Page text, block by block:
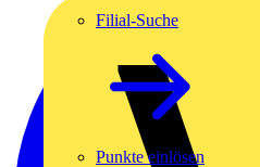
Filial-Suche
Punkte einlösen